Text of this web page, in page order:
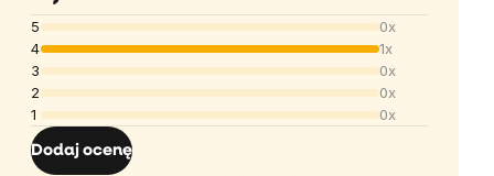
5
0x
4
1x
3
0x
2
0x
1
0x
Dodaj ocenę